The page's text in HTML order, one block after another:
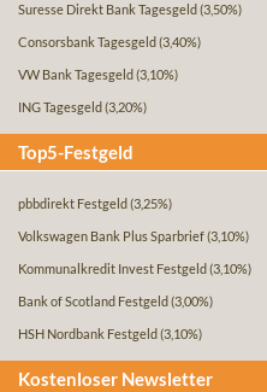
Suresse Direkt Bank Tagesgeld (3,50%)
Consorsbank Tagesgeld (3,40%)
VW Bank Tagesgeld (3,10%)
ING Tagesgeld (3,20%)
Top5-Festgeld
pbbdirekt Festgeld (3,25%)
Volkswagen Bank Plus Sparbrief(3,10%)
Kommunalkredit Invest Festgeld (3,10%)
Bank of Scotland Festgeld (3,00%)
HSH Nordbank Festgeld (3,10%)
Kostenloser Newsletter